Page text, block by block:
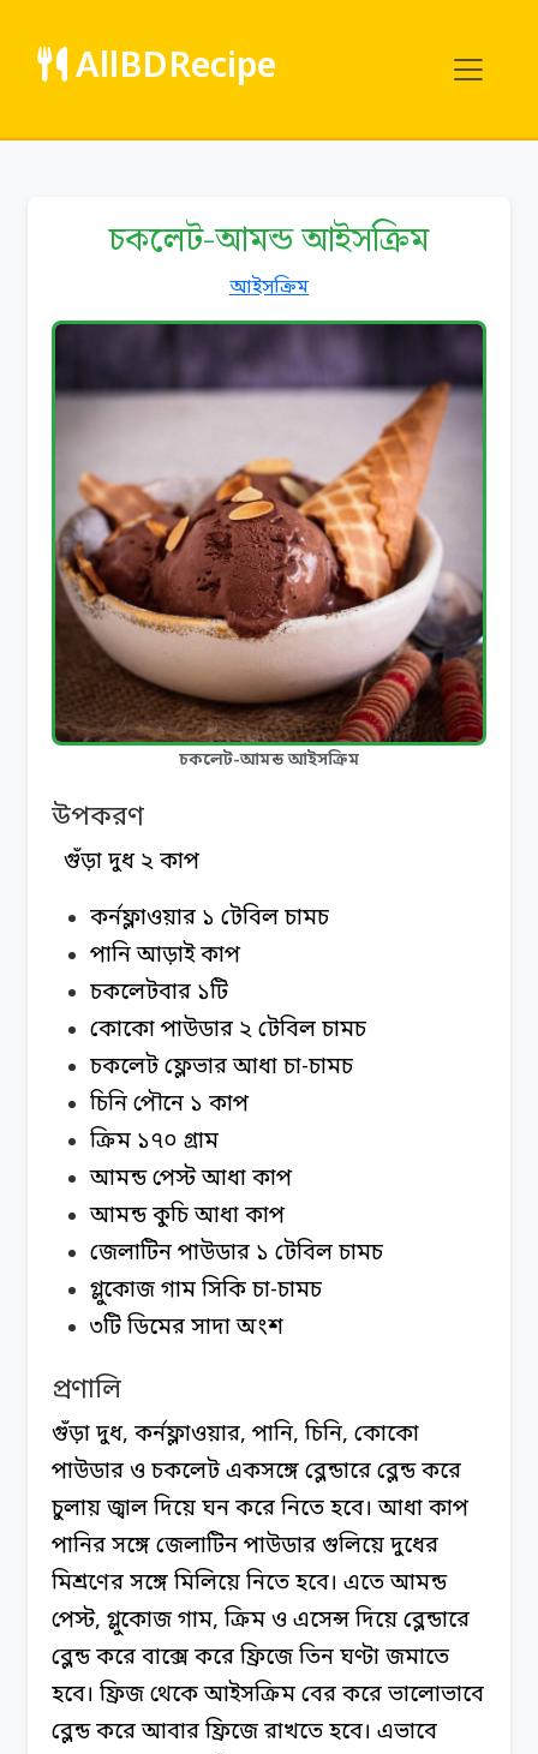
AllBDRecipe
চকলেট-আমন্ড আইসক্রিম
আইসক্রিম
চকলেট-আমন্ড আইসক্রিম
উপকরণ
গুঁড়া দুধ ২ কাপ
কর্নফ্লাওয়ার ১ টেবিল চামচ
পানি আড়াই কাপ
চকলেটবার ১টি
কোকো পাউডার ২ টেবিল চামচ
চকলেট ফ্লেভার আধা চা-চামচ
চিনি পৌনে ১ কাপ
ক্রিম ১৭০ গ্রাম
আমন্ড পেস্ট আধা কাপ
আমন্ড কুচি আধা কাপ
জেলাটিন পাউডার ১ টেবিল চামচ
গ্লুকোজ গাম সিকি চা-চামচ
৩টি ডিমের সাদা অংশ
প্রণালি
গুঁড়া দুধ, কর্নফ্লাওয়ার, পানি, চিনি, কোকো
পাউডার ও চকলেট একসঙ্গে ব্লেন্ডারে ব্লেন্ড করে
চুলায় জ্বাল দিয়ে ঘন করে নিতে হবে। আধা কাপ
পানির সঙ্গে জেলাটিন পাউডার গুলিয়ে দুধের
মিশ্রণের সঙ্গে মিলিয়ে নিতে হবে। এতে আমন্ড
পেস্ট, গ্লুকোজ গাম, ক্রিম ও এসেন্স দিয়ে ব্লেন্ডারে
ব্লেন্ড করে বাক্সে করে ফ্রিজে তিন ঘণ্টা জমাতে
হবে। ফ্রিজ থেকে আইসক্রিম বের করে ভালোভাবে
ব্লেন্ড করে আবার ফ্রিজে রাখতে হবে। এভাবে